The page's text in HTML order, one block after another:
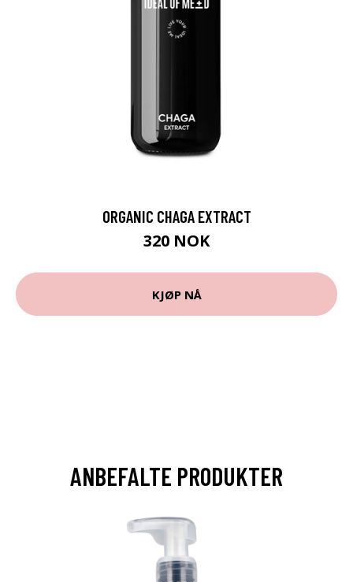
ORGANIC CHAGA EXTRACT
320 NOK
KJØP NÅ
ANBEFALTE PRODUKTER